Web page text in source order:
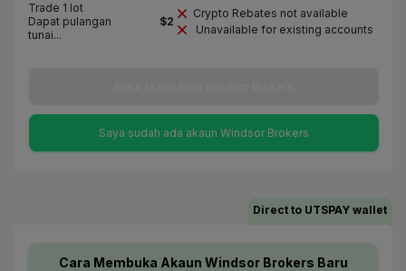
Trade 1 lot
Dapat pulangan
tunai...
$2
Crypto Rebates not available
Unavailable for existing accounts
Saya sudah ada akaun Windsor Brokers
Direct to UTSPAY wallet
Cara Membuka Akaun Windsor Brokers Baru